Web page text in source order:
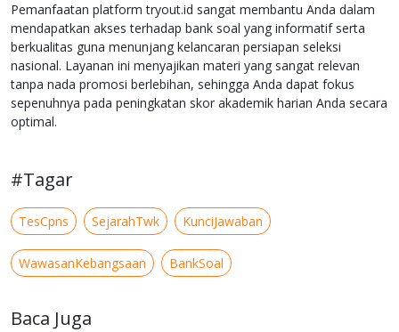
Pemanfaatan platform tryout.id sangat membantu Anda dalam
mendapatkan akses terhadap bank soal yang informatif serta
berkualitas guna menunjang kelancaran persiapan seleksi
nasional. Layanan ini menyajikan materi yang sangat relevan
tanpa nada promosi berlebihan, sehingga Anda dapat fokus
sepenuhnya pada peningkatan skor akademik harian Anda secara
optimal.
#Tagar
TesCpns SejarahTwk KunciJawaban
WawasanKebangsaan BankSoal
Baca Juga